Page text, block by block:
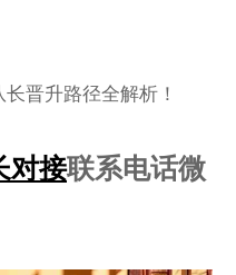
晋升路径全解析！
对接联系电话微